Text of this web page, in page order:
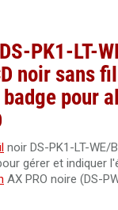
PK1-LT-
noir sans
pour
noir DS-PK1-LT-
gérer et indiquer
AX PRO noire (DS-